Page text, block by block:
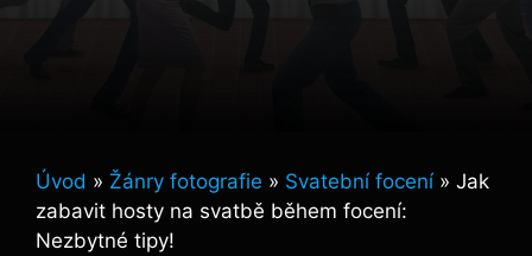
Úvod » Žánry fotografie » Svatební focení » Jak
zabavit hosty na svatbě během focení:
Nezbytné tipy!